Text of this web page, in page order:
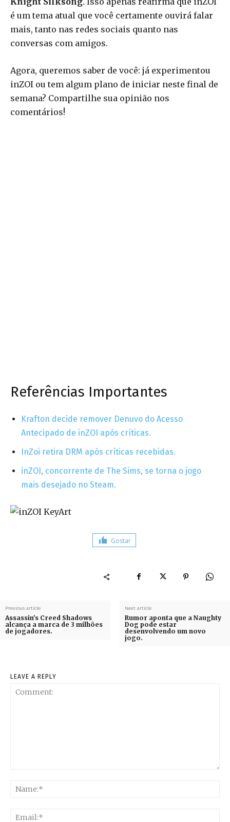
é um tema atual que você certamente ouvirá falar
mais, tanto nas redes sociais quanto nas
conversas com amigos.
Agora, queremos saber de você: já experimentou
inZOI ou tem algum plano de iniciar neste final de
semana? Compartilhe sua opinião nos
comentários!
Referências Importantes
Krafton decide remover Denuvo do Acesso
Antecipado de inZOI após críticas.
InZoi retira DRM após críticas recebidas.
inZOI, concorrente de The Sims, se torna o jogo
mais desejado no Steam.
Gostar
Previous article
Assassin’s Creed Shadows
alcança a marca de 3 milhões
de jogadores.
Next article
Rumor aponta que a Naughty
Dog pode estar
desenvolvendo um novo
jogo.
LEAVE A REPLY